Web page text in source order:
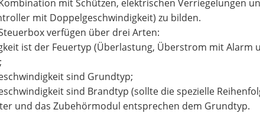
Kombination mit Schützen, elektrischen Verriegelungen
mit Doppelgeschwindigkeit) zu bilden.
verfügen über drei Arten:
ist der Feuertyp (Überlastung, Überstrom mit Alarm
sind Grundtyp;
sind Brandtyp (sollte die spezielle
und das Zubehörmodul entsprechen dem Grundtyp.